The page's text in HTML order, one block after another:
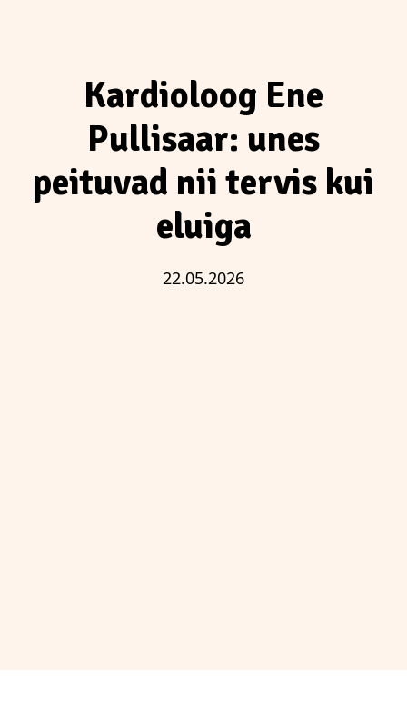
Kardioloog Ene
Pullisaar: unes
peituvad nii tervis kui
eluiga
22.05.2026